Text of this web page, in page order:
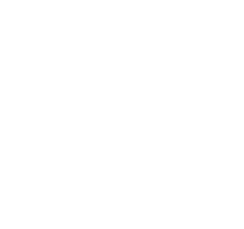
wszystkim
niesamowitymi partnerami.
na temat tego, jak